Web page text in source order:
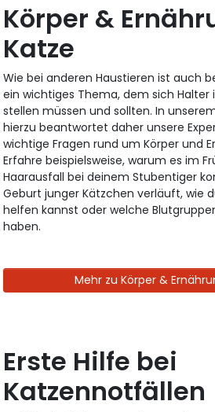
Körper &
Katze
Wie bei anderen Haustieren ist auch
ein wichtiges Thema, dem sich
stellen müssen und sollten. In
hierzu beantwortet daher unsere
wichtige Fragen rund um Körper und
Erfahre beispielsweise, warum es im
Haarausfall bei deinem Stubentiger
Geburt junger Kätzchen verläuft, wie
helfen kannst oder welche
haben.
Mehr zu Körper &
Erste Hilfe bei
Katzennotfällen